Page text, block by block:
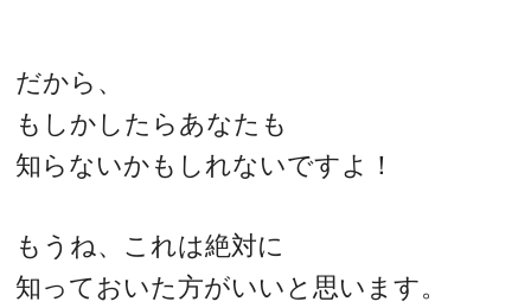
だから、
もしかしたらあなたも
知らないかもしれないですよ！
もうね、これは絶対に
知っておいた方がいいと思います。